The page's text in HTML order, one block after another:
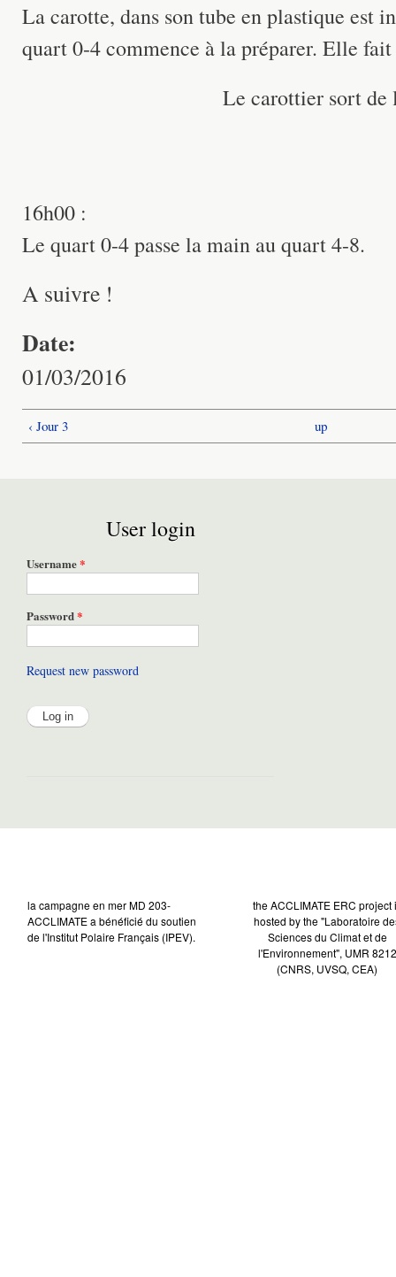
La carotte, dans son tube en plastique est
quart 0-4 commence à la préparer. Elle
Le carottier sort de
16h00 :
Le quart 0-4 passe la main au quart 4-8.
A suivre !
Date:
01/03/2016
‹ Jour 3 up
User login
Username*
Password*
Request new password
la campagne en mer MD 203-
ACCLIMATE a bénéficié du soutien
de l'Institut Polaire Français (IPEV).
the ACCLIMATE ERC project
hosted by the "Laboratoire
Sciences du Climat et de
l'Environnement", UMR 8212
(CNRS, UVSQ, CEA)